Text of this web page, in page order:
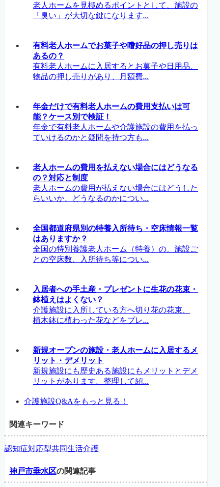
老人ホームを見極めるポイントとして、施設の
「臭い」が大切な鍵になります...
有料老人ホームでお菓子や嗜好品の押し売りは
あるの？
有料老人ホームに入居するとお菓子や日用品、
物品の押し売りがあり、月額費...
年金だけで有料老人ホームの費用支払いは可
能？ケース別で検証！
年金で有料老人ホームや介護施設の費用を払っ
ていけるのかと疑問を持つ方も...
老人ホームの費用を払えない場合にはどうなる
の？対応と制度
老人ホームの費用が払えない場合にはどうした
らいいか、どうなるのかについ...
全国都道府県別の特養入所待ち・空床情報一覧
はありますか？
全国の特別養護老人ホーム（特養）の、施設ご
との空床数、入所待ち等につい...
入居者への手土産・プレゼントに生花の花束・
鉢植えはよくない？
介護施設に入所している方へ切り花の花束、
植木鉢に植わった花などをプレ...
新規オープンの施設・老人ホームに入居するメ
リット・デメリット
新規施設にも歴史ある施設にもメリットとデメ
リットがあります。整理して紹...
介護施設Q&Aをもっと見る！
関連キーワード
認知症対応型共同生活介護
神戸市垂水区の関連記事